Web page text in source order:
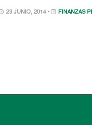
23 JUNIO, 2014 • FINANZAS